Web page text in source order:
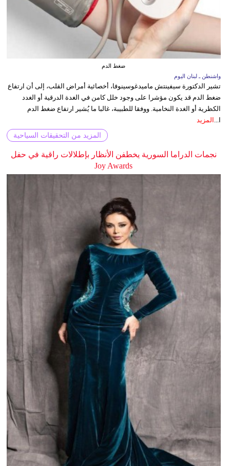
ضغط الدم
واشنطن ـ لبنان اليوم
تشير الدكتورة سيفينتش ماميدغوسينوفا، أخصائية أمراض القلب، إلى أن ارتفاع
ضغط الدم قد يكون مؤشرا على وجود خلل كامن في الغدة الدرقية أو الغدد
الكظرية أو الغدة النخامية. ووفقا للطبيبة، غالبا ما يُشير ارتفاع ضغط الدم
ا...
المزيد
المزيد من التحقيقات السياحية
نجمات الدراما السورية يخطفن الأنظار بإطلالات راقية في حفل
Joy Awards